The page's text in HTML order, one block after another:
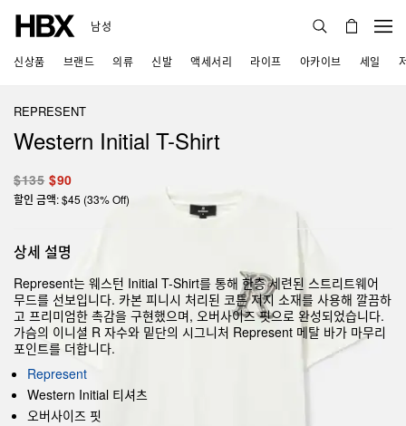
남성
신상품 브랜드 의류 신발 액세서리 라이프 아카이브 세일
REPRESENT
Western Initial T-Shirt
$135 $90
할인 금액: $45 (33% Off)
상세 설명
Represent는 웨스턴 Initial T-Shirt를 통해 한층 세련된 스트리트웨어
무드를 선보입니다. 카본 피니시 처리된 코튼 저지 소재를 사용해 깔끔하
고 프리미엄한 촉감을 구현했으며, 오버사이즈 핏으로 완성되었습니다.
가슴의 이니셜 R 자수와 밑단의 시그니처 Represent 메탈 바가 마무리
포인트를 더합니다.
Represent
Western Initial 티셔츠
오버사이즈 핏